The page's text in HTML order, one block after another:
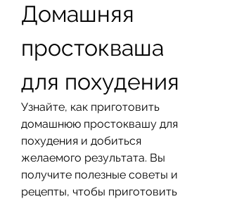
Домашняя
простокваша
для похудения
Узнайте, как приготовить
домашнюю простоквашу для
похудения и добиться
желаемого результата. Вы
получите полезные советы и
рецепты, чтобы приготовить